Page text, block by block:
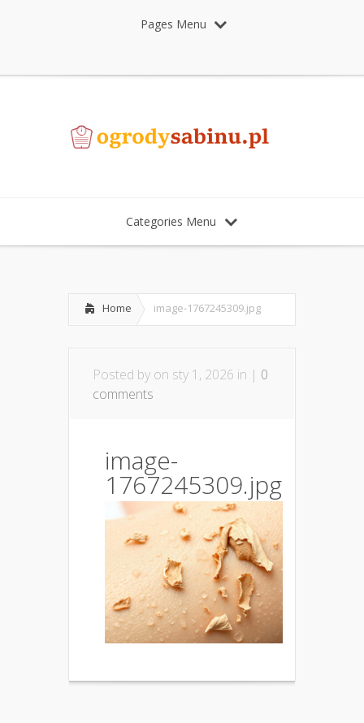
Pages Menu
Categories Menu
Home image-1767245309.jpg
Posted by on sty 1, 2026 in | 0
comments
image-
1767245309.jpg